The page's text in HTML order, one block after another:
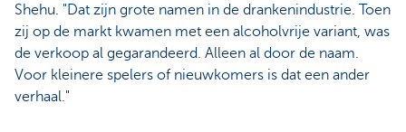
Shehu. "Dat zijn grote namen in de drankenindustrie. Toen
zij op de markt kwamen met een alcoholvrije variant, was
de verkoop al gegarandeerd. Alleen al door de naam.
Voor kleinere spelers of nieuwkomers is dat een ander
verhaal."